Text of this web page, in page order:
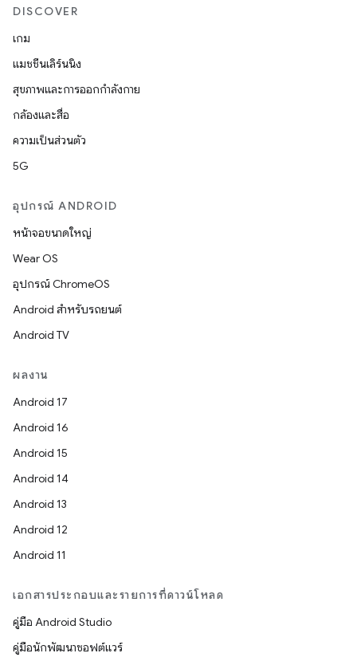
DISCOVER
เกม
แมชชีนเลิร์นนิง
สุขภาพและการออกกำลังกาย
กล้องและสื่อ
ความเป็นส่วนตัว
5G
อุปกรณ์ ANDROID
หน้าจอขนาดใหญ่
Wear OS
อุปกรณ์ ChromeOS
Android สำหรับรถยนต์
Android TV
ผลงาน
Android 17
Android 16
Android 15
Android 14
Android 13
Android 12
Android 11
เอกสารประกอบและรายการที่ดาวน์โหลด
คู่มือ Android Studio
คู่มือนักพัฒนาซอฟต์แวร์